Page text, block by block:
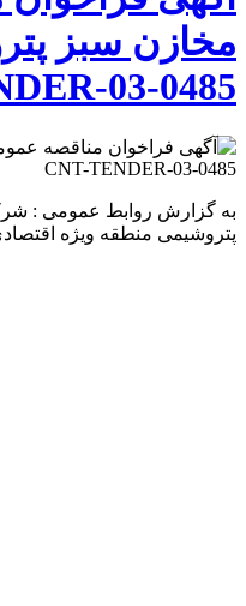
03-0485
به گزارش روابط عمومى :
پتروشیمی منطقه ویژه اقتصادی